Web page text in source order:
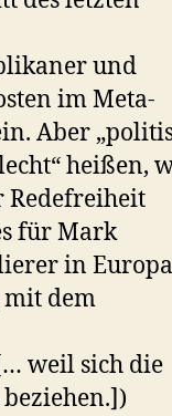
und
im Meta-
Aber
heißen,
Redefreiheit
für Mark
in Europa
dem
weil sich die